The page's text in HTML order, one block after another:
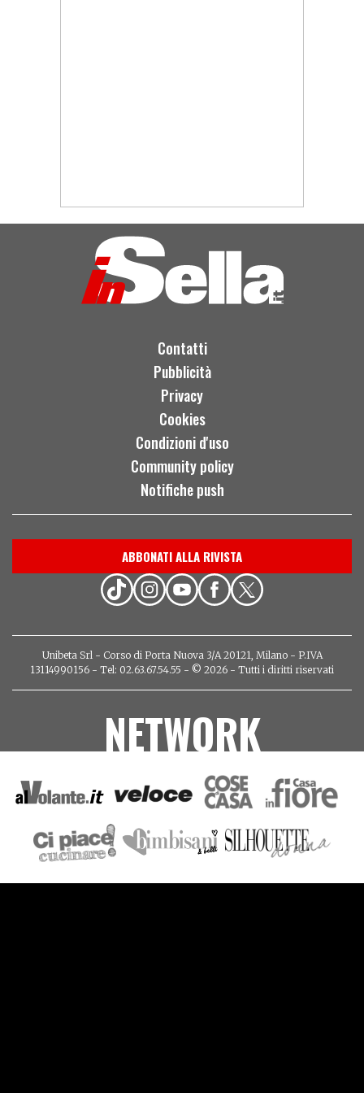
Contatti
Pubblicità
Privacy
Cookies
Condizioni d'uso
Community policy
Notifiche push
ABBONATI ALLA RIVISTA
Unibeta Srl - Corso di Porta Nuova 3/A 20121, Milano - P.IVA
13114990156 - Tel: 02.63.67.54.55 - © 2026 - Tutti i diritti riservati
NETWORK